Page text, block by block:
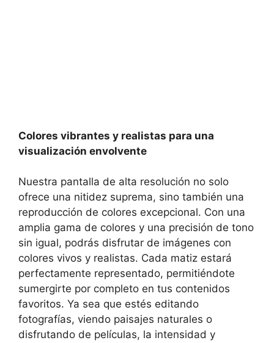
Colores vibrantes y realistas para una
visualización envolvente
Nuestra pantalla de alta resolución no solo⁣
ofrece una nitidez suprema, sino también una
reproducción de colores excepcional. Con una
amplia gama de colores y una precisión de tono
sin igual, ‌podrás‍ disfrutar de imágenes con
colores vivos⁢ y realistas. Cada matiz ⁢estará⁤
perfectamente representado, permitiéndote
sumergirte por completo en tus contenidos
favoritos. Ya sea que estés editando
fotografías, viendo paisajes naturales o
disfrutando de películas, la intensidad y